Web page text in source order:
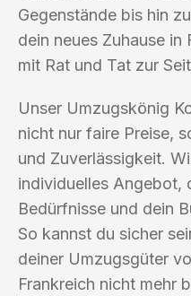
Gegenstände bis hin
dein neues Zuhause in
mit Rat und Tat zur
Unser Umzugskönig
nicht nur faire Preise,
und Zuverlässigkeit.
individuelles Angebot,
Bedürfnisse und dein
So kannst du sicher
deiner Umzugsgüter
Frankreich nicht mehr